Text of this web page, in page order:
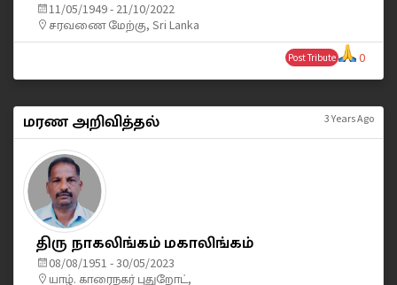
11/05/1949 - 21/10/2022
சரவணை மேற்கு, Sri Lanka
0
Post Tribute
மரண அறிவித்தல் 3 Years Ago
திரு நாகலிங்கம் மகாலிங்கம்
08/08/1951 - 30/05/2023
யாழ். காரைநகர் புதுறோட்,